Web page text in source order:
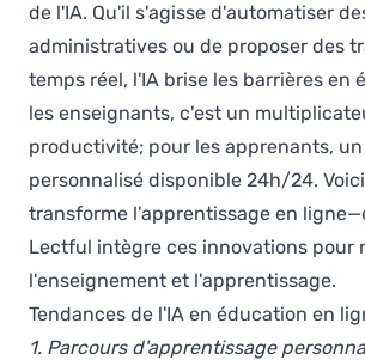
de l'IA. Qu'il s'agisse d'automatiser
administratives ou de proposer des
temps réel, l'IA brise les barrières en
les enseignants, c'est un
productivité; pour les apprenants,
personnalisé disponible 24h/24.
transforme l'apprentissage en
Lectful intègre ces innovations pour
l'enseignement et l'apprentissage.
Tendances de l'IA en éducation en
1. Parcours d'apprentissage